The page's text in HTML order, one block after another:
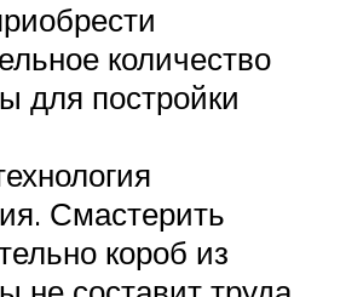
количество
для постройки
Смастерить
короб из